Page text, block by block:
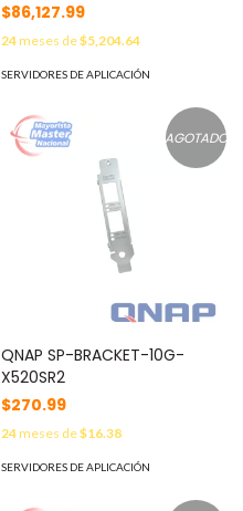
$86,127.99
24meses de$5,204.64
SERVIDORES DE APLICACIÓN
AGOTADO
QNAP SP-BRACKET-10G-
X520SR2
$270.99
24meses de$16.38
SERVIDORES DE APLICACIÓN